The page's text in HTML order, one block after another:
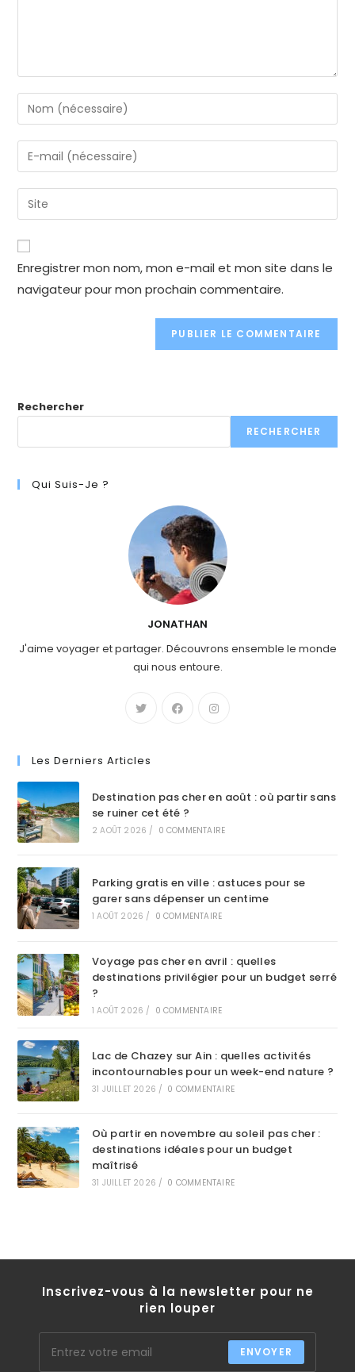
Enter
your
name
or
to
comment
Enter
your
email
address
comment
Enter
your
website
URL
(optional)
Enregistrer mon nom, mon e-mail et mon site dans le
navigateur pour mon prochain commentaire.
Rechercher
RECHERCHER
Qui Suis-Je ?
JONATHAN
J'aime voyager et partager. Découvrons ensemble le monde
qui nous entoure.
Les Derniers Articles
Destination pas cher en août : où partir sans
se ruiner cet été ?
2 AOÛT 2026 / 0 COMMENTAIRE
Parking gratis en ville : astuces pour se
garer sans dépenser un centime
1 AOÛT 2026 / 0 COMMENTAIRE
Voyage pas cher en avril : quelles
destinations privilégier pour un budget serré
?
1 AOÛT 2026 / 0 COMMENTAIRE
Lac de Chazey sur Ain : quelles activités
incontournables pour un week-end nature ?
31 JUILLET 2026 / 0 COMMENTAIRE
Où partir en novembre au soleil pas cher :
destinations idéales pour un budget
maîtrisé
31 JUILLET 2026 / 0 COMMENTAIRE
Inscrivez-vous à la newsletter pour ne
rien louper
ENVOYER